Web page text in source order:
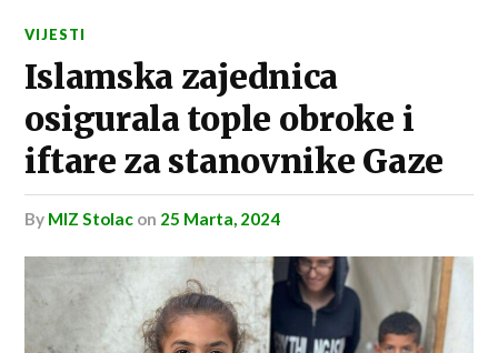
VIJESTI
Islamska zajednica
osigurala tople obroke i
iftare za stanovnike Gaze
by MIZ Stolac on 25 Marta, 2024